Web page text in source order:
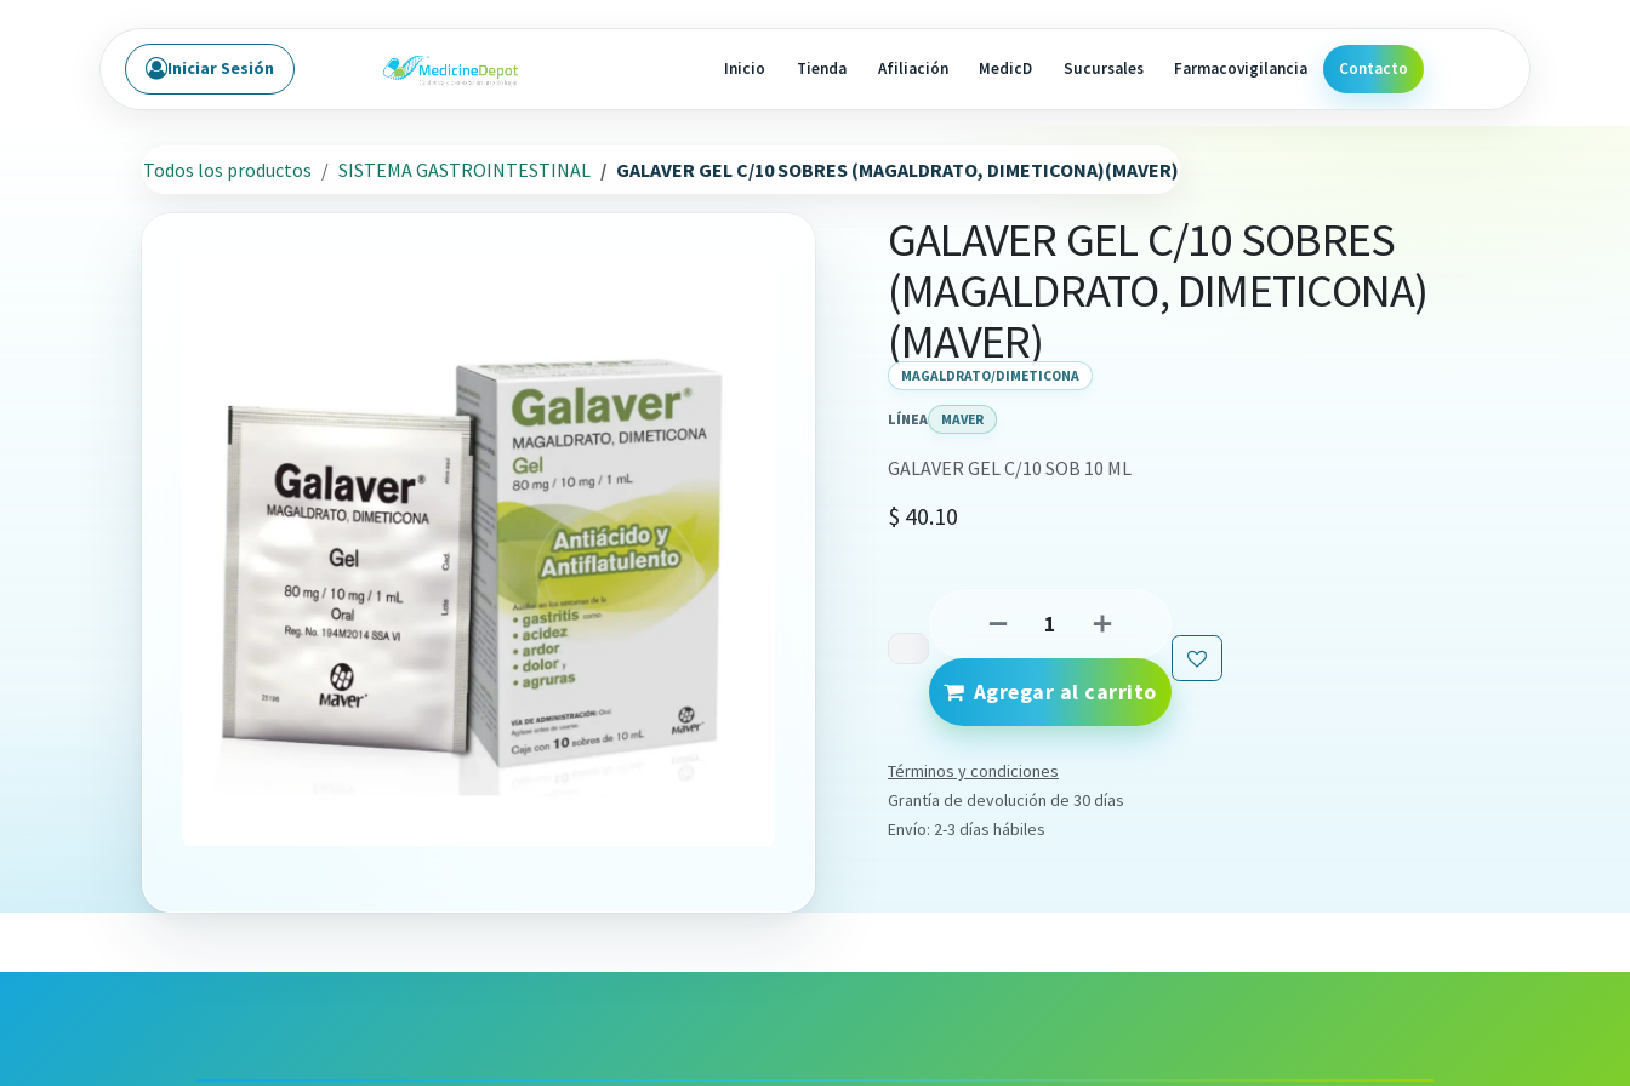
Inicio Tienda Afiliación MedicD Sucursales Farmacovigilancia Contacto
Iniciar Sesión
Todos los productos SISTEMA GASTROINTESTINAL GALAVER GEL C/10 SOBRES (MAGALDRATO, DIMETICONA)(MAVER)
GALAVER GEL C/10 SOBRES
(MAGALDRATO, DIMETICONA)
(MAVER)
MAGALDRATO/DIMETICONA
LÍNEA MAVER
GALAVER GEL C/10 SOB 10 ML
$ 40.10
Agregar al carrito
Términos y condiciones
Grantía de devolución de 30 días
Envío: 2-3 días hábiles